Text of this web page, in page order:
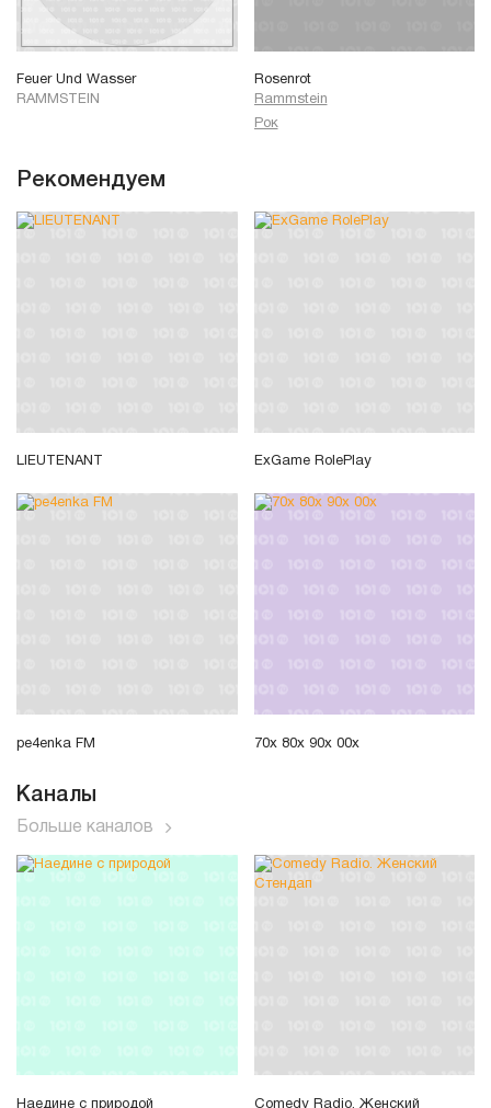
Feuer Und Wasser
RAMMSTEIN
Rosenrot
Rammstein
Рок
Рекомендуем
LIEUTENANT ExGame RolePlay
pe4enka FM 70x 80x 90x 00x
Каналы
Больше каналов
Наедине с природой
Comedy Radio. Женский